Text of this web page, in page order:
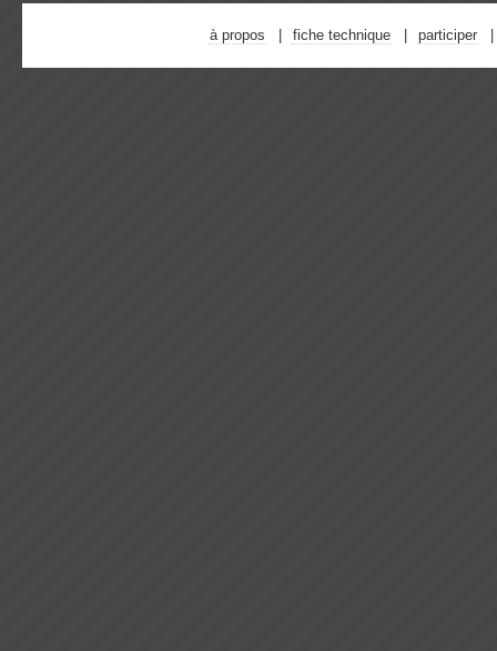
à propos fiche technique participer